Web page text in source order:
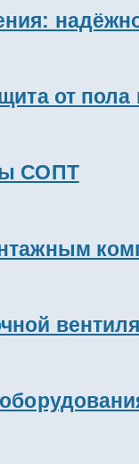
от
СОПТ